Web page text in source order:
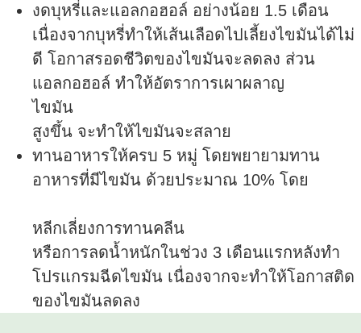
งดบุหรี่และแอลกอฮอล์ อย่างน้อย 1.5 เดือน
เนื่องจากบุหรี่ทำให้เส้นเลือดไปเลี้ยงไขมันได้ไม่
ดี โอกาสรอดชีวิตของไขมันจะลดลง ส่วน
แอลกอฮอล์ ทำให้อัตราการเผาผลาญ
ไขมัน
สูงขึ้น จะทำให้ไขมันจะสลาย
ทานอาหารให้ครบ 5 หมู่ โดยพยายามทาน
อาหารที่มีไขมัน ด้วยประมาณ 10% โดย
หลีกเลี่ยงการทานคลีน
หรือการลดน้ำหนักในช่วง 3 เดือนแรกหลังทำ
โปรแกรมฉีดไขมัน เนื่องจากจะทำให้โอกาสติด
ของไขมันลดลง